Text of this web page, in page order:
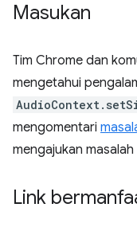
Masukan
Tim Chrome dan
mengetahui
mengomentari
mengajukan
Link